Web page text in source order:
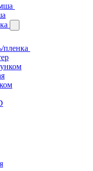
пленка